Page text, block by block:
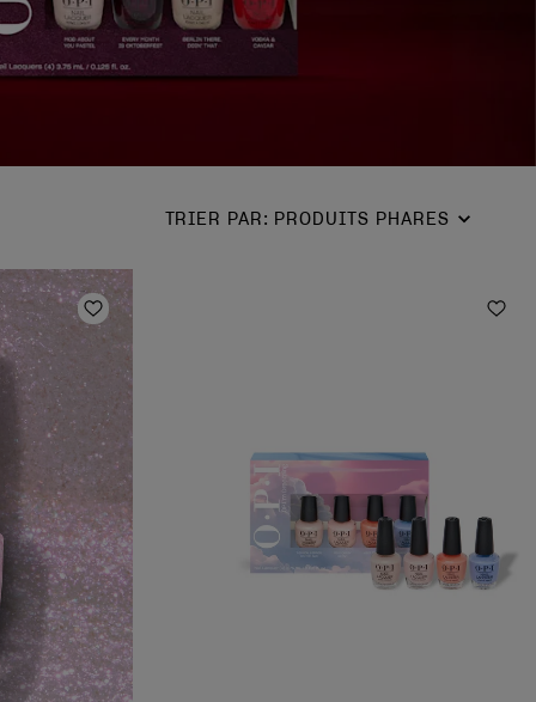
TRIER PAR: PRODUITS PHARES
Ajouter à la liste de souhaits